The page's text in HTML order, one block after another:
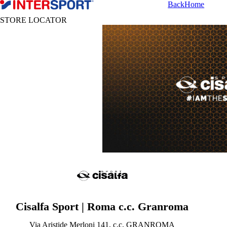
BackHome
STORE LOCATOR
Cisalfa Sport | Roma c.c. Granroma
Via Aristide Merloni 141, c.c. GRANROMA